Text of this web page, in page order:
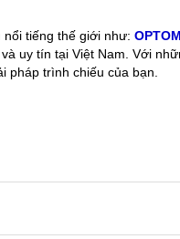
tiếng thế giới như:
uy tín tại Việt Nam. Với
pháp trình chiếu của bạn.